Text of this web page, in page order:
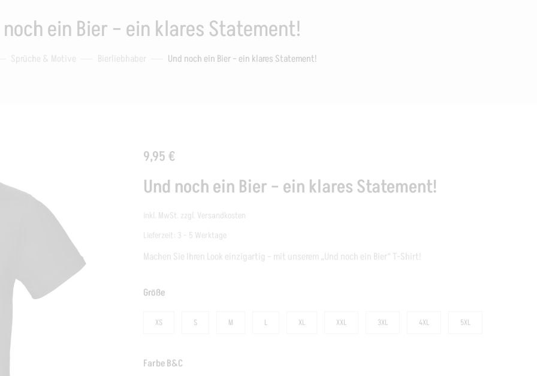
ein Bier – ein klares Statement!
Sprüche & Motive Bierliebhaber Und noch ein Bier – ein klares Statement!
9,95€
Und noch ein Bier – ein klares Statement!
inkl. MwSt. zzgl. Versandkosten
Lieferzeit: 3 - 5 Werktage
Machen Sie Ihren Look einzigartig – mit unserem „Und noch ein Bier“ T-Shirt!
Größe
XS S M L XL XXL 3XL 4XL 5XL
Farbe B&C